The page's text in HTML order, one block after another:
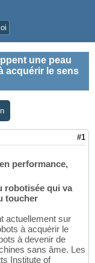
une peau
acquérir le sens
#1
performance,
robotisée qui va
toucher
actuellement sur
à acquérir le
à devenir de
sans âme. Les
Institute of